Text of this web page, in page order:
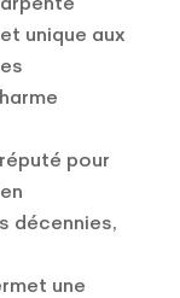
unique aux
pour
décennies,
une